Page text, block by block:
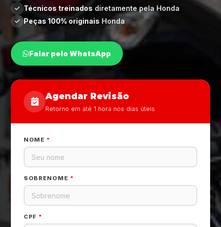
Técnicos treinados diretamente pela Honda
Peças 100% originais Honda
Falar pelo WhatsApp
Agendar Revisão
Retorno em até 1 hora nos dias úteis
NOME *
SOBRENOME *
CPF *